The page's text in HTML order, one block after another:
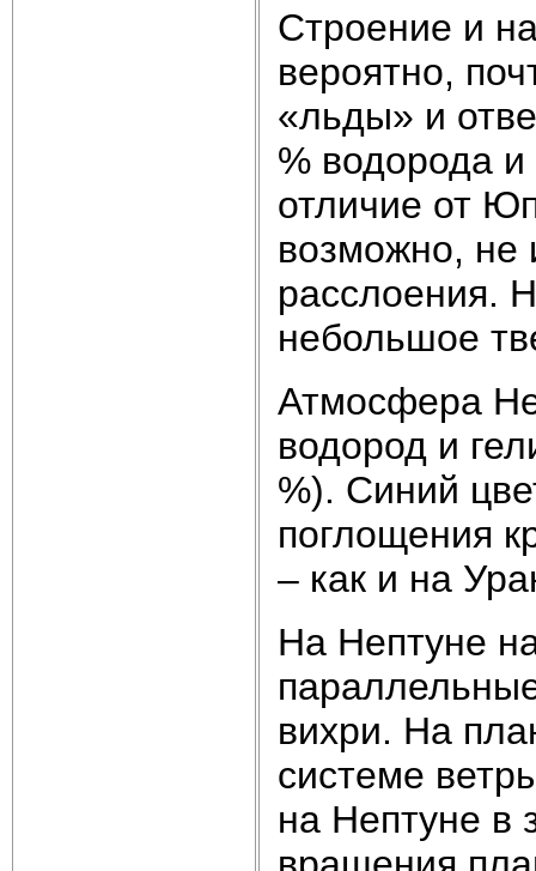
Строение и
вероятно,
«льды» и
% водорода и
отличие от
возможно, не
расслоения.
небольшое
Атмосфера
водород и
%). Синий
поглощения
– как и на
На Нептуне
вихри. На
системе
на Нептуне в